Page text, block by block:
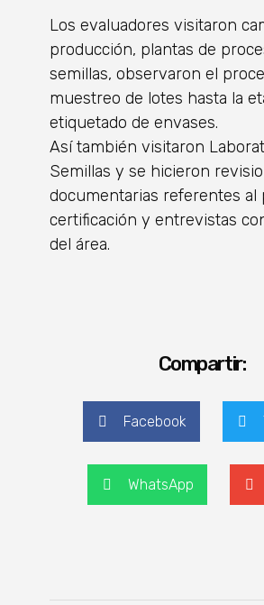
Los evaluadores visitaron
producción, plantas de
semillas, observaron el
muestreo de lotes hasta la
etiquetado de envases.
Así también visitaron
Semillas y se hicieron
documentarias referentes al
certificación y entrevistas
del área.
Compartir:
Facebook
WhatsApp